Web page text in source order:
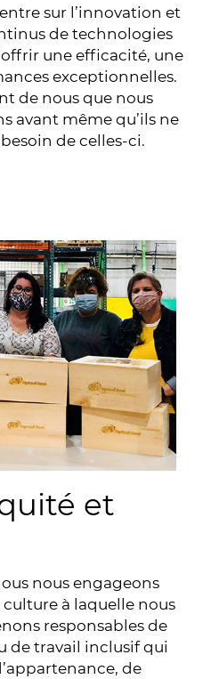
sur l’innovation et
de technologies
une efficacité, une
exceptionnelles.
de nous que nous
avant même qu’ils ne
de celles-ci.
et
nous engageons
culture à laquelle nous
responsables de
de travail inclusif qui
de